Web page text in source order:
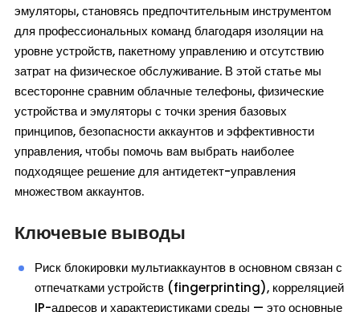
эмуляторы, становясь предпочтительным инструментом
для профессиональных команд благодаря изоляции на
уровне устройств, пакетному управлению и отсутствию
затрат на физическое обслуживание. В этой статье мы
всесторонне сравним облачные телефоны, физические
устройства и эмуляторы с точки зрения базовых
принципов, безопасности аккаунтов и эффективности
управления, чтобы помочь вам выбрать наиболее
подходящее решение для антидетект-управления
множеством аккаунтов.
Ключевые выводы
Риск блокировки мультиаккаунтов в основном связан с
отпечатками устройств (fingerprinting), корреляцией
IP-адресов и характеристиками среды — это основные